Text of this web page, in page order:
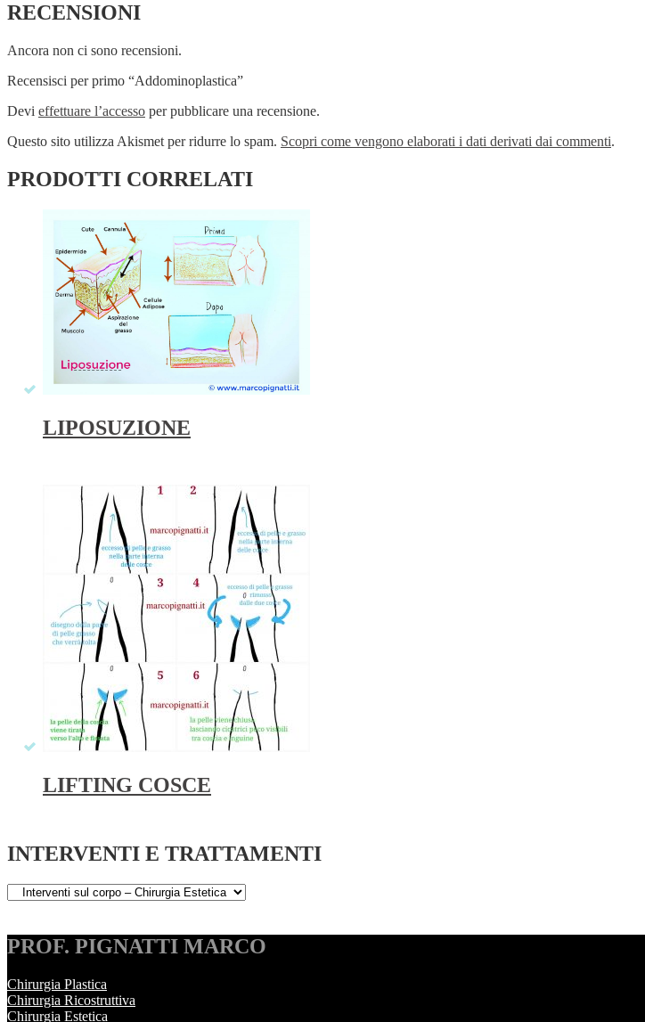
RECENSIONI
Ancora non ci sono recensioni.
Recensisci per primo “Addominoplastica”
Devi effettuare l’accesso per pubblicare una recensione.
Questo sito utilizza Akismet per ridurre lo spam. Scopri come vengono elaborati i dati derivati dai commenti.
PRODOTTI CORRELATI
LIPOSUZIONE
LIFTING COSCE
INTERVENTI E TRATTAMENTI
PROF. PIGNATTI MARCO
Chirurgia Plastica
Chirurgia Ricostruttiva
Chirurgia Estetica